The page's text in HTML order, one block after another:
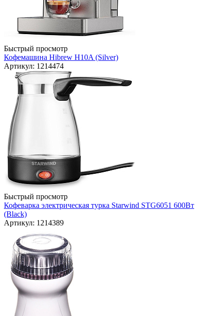
Быстрый просмотр
Кофемашина Hibrew H10A (Silver)
Артикул: 1214474
Быстрый просмотр
Кофеварка электрическая турка Starwind STG6051 600Вт
(Black)
Артикул: 1214389